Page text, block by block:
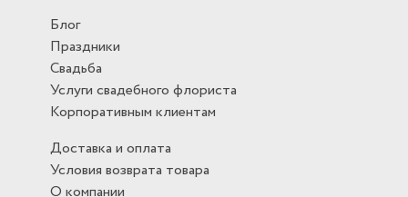
Блог
Праздники
Свадьба
Услуги свадебного флориста
Корпоративным клиентам
Доставка и оплата
Условия возврата товара
О компании